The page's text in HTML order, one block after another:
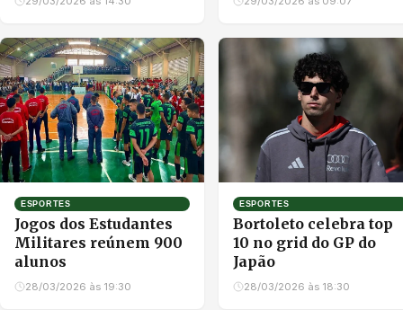
ESPORTES
Jogos dos Estudantes
Militares reúnem 900
alunos
28/03/2026 às 19:30
ESPORTES
Bortoleto celebra top
10 no grid do GP do
Japão
28/03/2026 às 18:30